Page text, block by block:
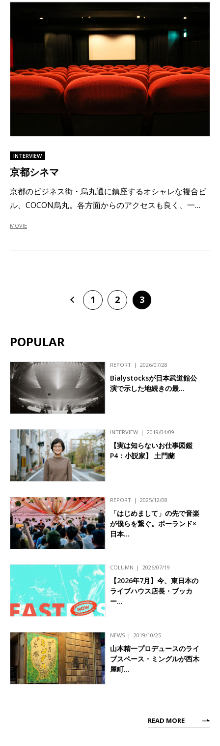
INTERVIEW
京都シネマ
京都のビジネス街・烏丸通に鎮座するオシャレな複合ビ
ル、COCON烏丸。各方面からのアクセスも良く、一…
MOVIE
1 2 3
POPULAR
REPORT 2026/07/28
Bialystocksが日本武道館公
演で示した地続きの最…
INTERVIEW 2019/04/09
【実は知らないお仕事図鑑
P4：小説家】 土門蘭
REPORT 2025/12/08
「はじめまして」の先で音楽
が僕らを繋ぐ。ポーランド×
日本…
COLUMN 2026/07/19
【2026年7月】今、東日本の
ライブハウス店長・ブッカ
ー…
NEWS 2019/10/25
山本精一プロデュースのライ
ブスペース・ミングルが西木
屋町…
READ MORE